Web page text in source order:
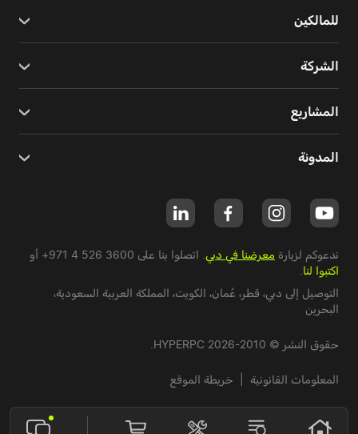
للمالكين
الشركة
المشاريع
المدونة
ندعوكم لزيارة معرضنا في دبي . اتصلوا بنا على +971 4 526 3600 أو
اكتبوا لنا
التوصيل إلى دبي، قطر، عُمان، الكويت، المملكة العربية السعودية،
البحرين
حقوق النشر © 2010-2026 HYPERPC.
المعلومات القانونية خريطة الموقع